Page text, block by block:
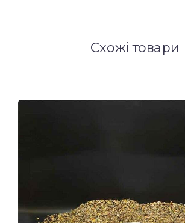
Схожі товари